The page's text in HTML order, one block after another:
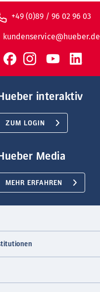
+49 (0)89 / 96 02 96 03
kundenservice@hueber.de
interaktiv
ZUM LOGIN
Media
MEHR ERFAHREN